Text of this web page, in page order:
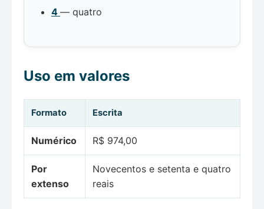
4 — quatro
Uso em valores
Formato Escrita
Numérico R$ 974,00
Por
extenso
Novecentos e setenta e quatro
reais